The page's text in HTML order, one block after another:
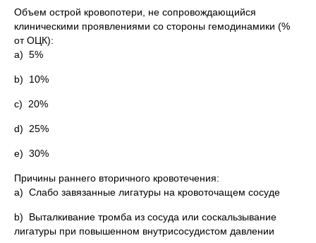
Объем острой кровопотери, не сопровождающийся
клиническими проявлениями со стороны гемодинамики (%
от ОЦК):
a) 5%
b) 10%
c) 20%
d) 25%
e) 30%
Причины раннего вторичного кровотечения:
a) Слабо завязанные лигатуры на кровоточащем сосуде
b) Выталкивание тромба из сосуда или соскальзывание
лигатуры при повышенном внутрисосудистом давлении